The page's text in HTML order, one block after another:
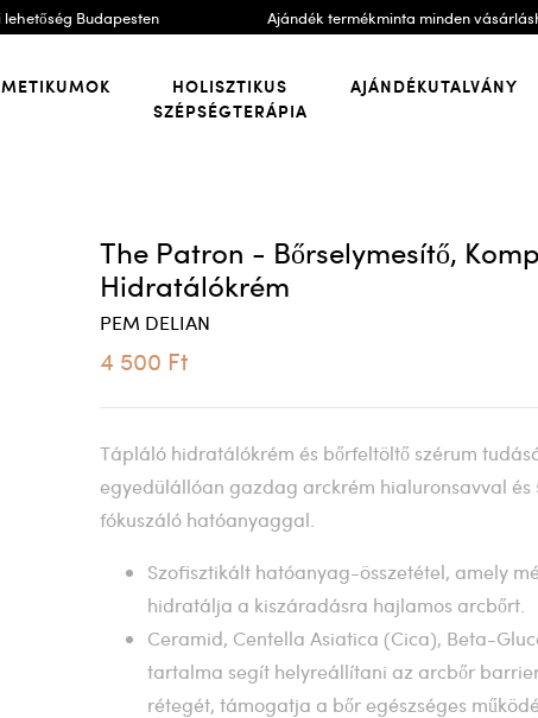
Budapesten Ajándék termékminta minden
HOLISZTIKUS
SZÉPSÉGTERÁPIA
AJÁNDÉKUTALVÁNY
The Patron - Bőrselymesítő,
Hidratálókrém
PEM DELIAN
4 500 Ft
Tápláló hidratálókrém és bőrfeltöltő szérum
egyedülállóan gazdag arckrém hialuronsavval és
fókuszáló hatóanyaggal.
Szofisztikált hatóanyag-összetétel, amely
hidratálja a kiszáradásra hajlamos arcbőrt.
Ceramid, Centella Asiatica (Cica), Beta-
tartalma segít helyreállítani az arcbőr
rétegét, támogatja a bőr egészséges